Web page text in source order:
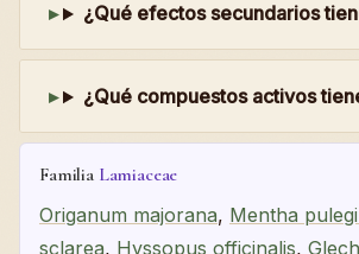
¿Qué efectos secundarios
¿Qué compuestos activos
Familia Lamiaceae
Origanum majorana, Mentha
sclarea, Hyssopus officinalis,